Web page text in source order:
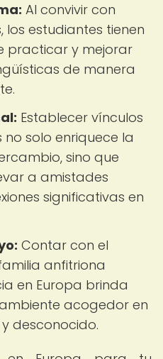
Al convivir con
los estudiantes tienen
practicar y mejorar
de manera
Establecer vínculos
solo enriquece la
sino que
a amistades
significativas en
Contar con el
anfitriona
en Europa brinda
acogedor en
desconocido.